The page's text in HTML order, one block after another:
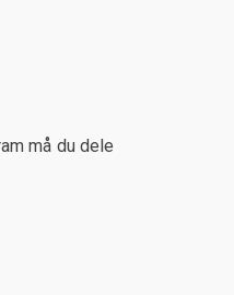
må du dele